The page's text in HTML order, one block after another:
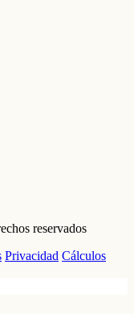
reservados
Privacidad Cálculos